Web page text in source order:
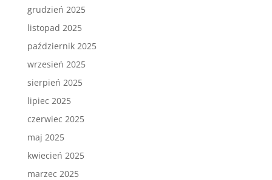
grudzień 2025
listopad 2025
październik 2025
wrzesień 2025
sierpień 2025
lipiec 2025
czerwiec 2025
maj 2025
kwiecień 2025
marzec 2025